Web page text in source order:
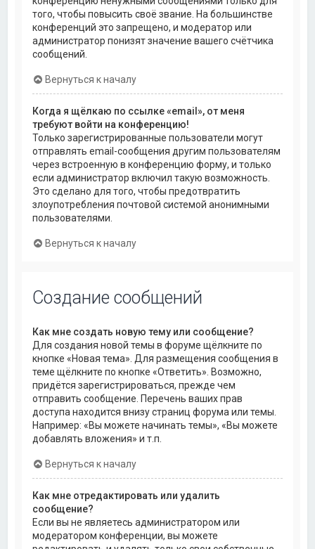
того, чтобы повысить своё звание. На большинстве
конференций это запрещено, и модератор или
администратор понизят значение вашего счётчика
сообщений.
Вернуться к началу
Когда я щёлкаю по ссылке «email», от меня
требуют войти на конференцию!
Только зарегистрированные пользователи могут
отправлять email-сообщения другим пользователям
через встроенную в конференцию форму, и только
если администратор включил такую возможность.
Это сделано для того, чтобы предотвратить
злоупотребления почтовой системой анонимными
пользователями.
Вернуться к началу
Создание сообщений
Как мне создать новую тему или сообщение?
Для создания новой темы в форуме щёлкните по
кнопке «Новая тема». Для размещения сообщения в
теме щёлкните по кнопке «Ответить». Возможно,
придётся зарегистрироваться, прежде чем
отправить сообщение. Перечень ваших прав
доступа находится внизу страниц форума или темы.
Например: «Вы можете начинать темы», «Вы можете
добавлять вложения» и т.п.
Вернуться к началу
Как мне отредактировать или удалить
сообщение?
Если вы не являетесь администратором или
модератором конференции, вы можете